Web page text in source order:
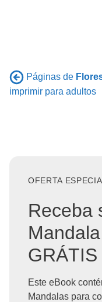
Páginas de
imprimir para adultos
OFERTA
Receba
GRÁTIS
Este eBook
Mandalas para